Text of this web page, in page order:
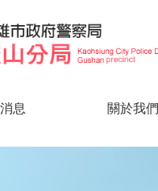
息 關於我們